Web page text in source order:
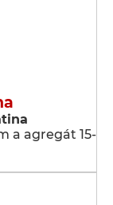
a agregát 15-